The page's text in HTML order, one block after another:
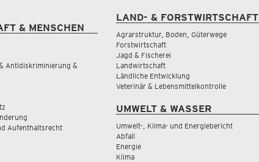
& MENSCHEN
Antidiskriminierung &
Aufenthaltsrecht
LAND- & FORSTWIRTSCHAFT
Agrarstruktur, Boden, Güterwege
Forstwirtschaft
Jagd & Fischerei
Landwirtschaft
Ländliche Entwicklung
Veterinär & Lebensmittelkontrolle
UMWELT & WASSER
Umwelt-, Klima- und Energiebericht
Abfall
Energie
Klima